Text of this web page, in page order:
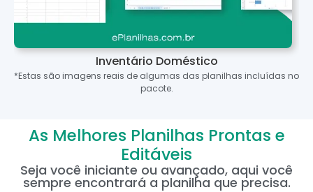
Inventário Doméstico
*Estas são imagens reais de algumas das planilhas incluídas no
pacote.
As Melhores Planilhas Prontas e
Editáveis
Seja você iniciante ou avançado, aqui você
sempre encontrará a planilha que precisa.